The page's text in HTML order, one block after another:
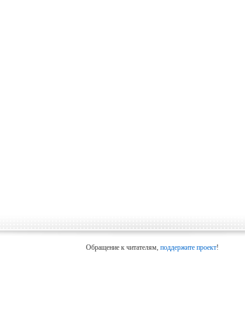
Обращение к читателям, поддержите проект!